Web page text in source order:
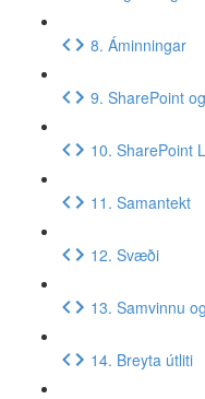
8. Áminningar
9. SharePoint
10. SharePoint
11. Samantekt
12. Svæði
13. Samvinnu
14. Breyta útliti